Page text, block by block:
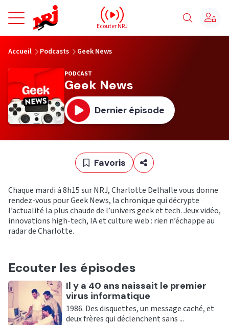
NRJ - Accueil
Ecouter NRJ
Accueil Podcasts Geek News
PODCAST
Geek News
Dernier épisode
Favoris
Chaque mardi à 8h15 sur NRJ, Charlotte Delhalle vous donne
rendez-vous pour Geek News, la chronique qui décrypte
l’actualité la plus chaude de l’univers geek et tech. Jeux vidéo,
innovations high-tech, IA et culture web : rien n’échappe au
radar de Charlotte.
Ecouter les épisodes
Ecouter
Il y a 40 ans naissait le premier
virus informatique
1986. Des disquettes, un message caché, et
deux frères qui déclenchent sans ...